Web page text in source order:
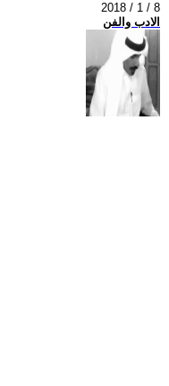
2018 / 1 / 8
الادب والفن